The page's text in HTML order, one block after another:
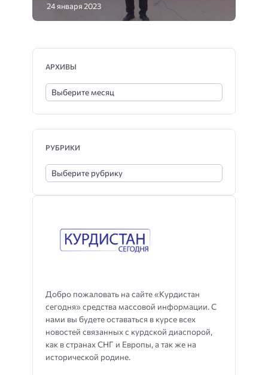
24 января 2023
Добро пожаловать на сайте «Курдистан
сегодня» средства массовой информации. С
нами вы будете оставаться в курсе всех
новостей связанных с курдской диаспорой,
как в странах СНГ и Европы, а так же на
исторической родине.
АРХИВЫ
РУБРИКИ